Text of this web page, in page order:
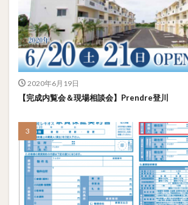
2020年6月19日
【完成内覧会＆現場相談会】Prendre登川